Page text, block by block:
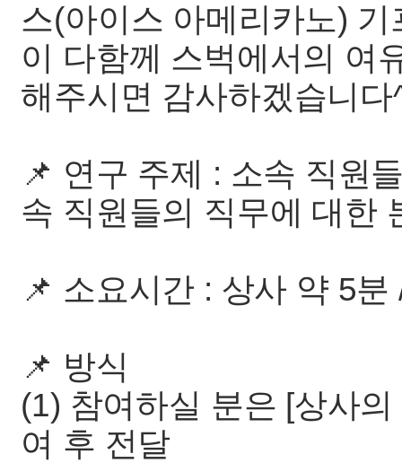
스(아이스 아메리카노)
이 다함께 스벅에서의 여
해주시면 감사하겠습니다
📌 연구 주제 : 소속 직원
속 직원들의 직무에 대한
📌 소요시간 : 상사 약 5
📌 방식
(1) 참여하실 분은 [상사
여 후 전달